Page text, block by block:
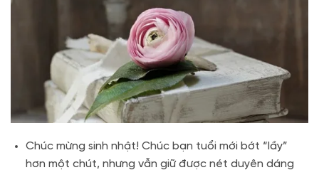
Chúc mừng sinh nhật! Chúc bạn tuổi mới bớt “lầy”
hơn một chút, nhưng vẫn giữ được nét duyên dáng